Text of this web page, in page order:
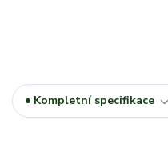
Kompletní specifikace